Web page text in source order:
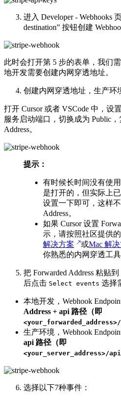
进入 Developer - Webhooks
destination” 按钮创建
此时会打开第 5 步的表单，我们
地开发需要创建内网穿透地址。
创建内网穿透地址，生产环
打开 Cursor 或者 VSCode 中，设
服务启动端口，切换成为 Public，
Address。
提示：
有时候长时间没有使
是打开的，但实际上
设置一下即可，这样
Address。
如果 Cursor 设置
示，请按照社区提供的
解决方案
或Mac 解
你熟悉的内网穿透工具
把 Forwarded Address 粘贴
后点击 Select events 选择
本地开发，Webhook
Address + api 路径（即
生产环境，Webhook
api 路径（即
<your_server_address>/
选择以下7种事件：